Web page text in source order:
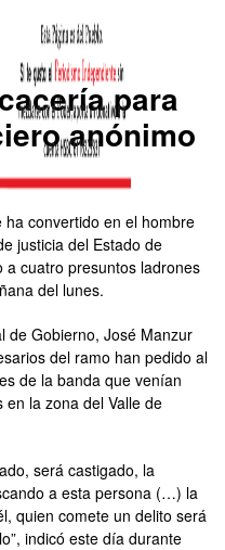
para
anónimo
ha convertido en el hombre
justicia del Estado de
a cuatro presuntos ladrones
del lunes.
de Gobierno, José Manzur
del ramo han pedido al
de la banda que venían
la zona del Valle de
será castigado, la
a esta persona (…) la
quien comete un delito será
indicó este día durante